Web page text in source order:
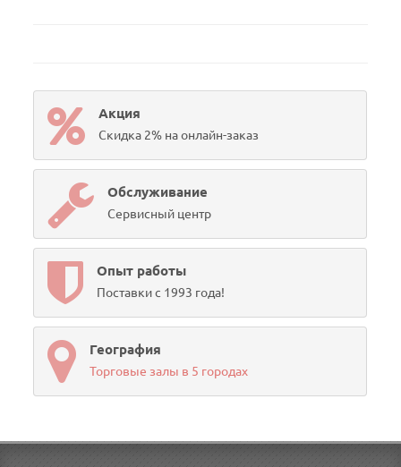
Акция
Скидка 2% на онлайн-заказ
Обслуживание
Сервисный центр
Опыт работы
Поставки с 1993 года!
География
Торговые залы в 5 городах